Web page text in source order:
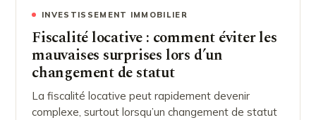
INVESTISSEMENT IMMOBILIER
Fiscalité locative : comment éviter les
mauvaises surprises lors d’un
changement de statut
La fiscalité locative peut rapidement devenir
complexe, surtout lorsqu’un changement de statut